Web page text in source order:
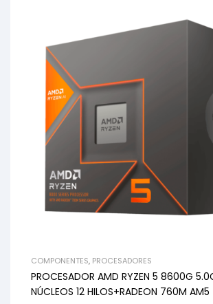
COMPONENTES, PROCESADORES
PROCESADOR AMD RYZEN 5 8600G
NÚCLEOS 12 HILOS+RADEON 760M AM5